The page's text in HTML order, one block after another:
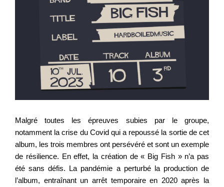
Malgré toutes les épreuves subies par le groupe,
notamment la crise du Covid qui a repoussé la sortie de cet
album, les trois membres ont persévéré et sont un exemple
de résilience. En effet, la création de « Big Fish » n’a pas
été sans défis. La pandémie a perturbé la production de
l’album, entraînant un arrêt temporaire en 2020 après la